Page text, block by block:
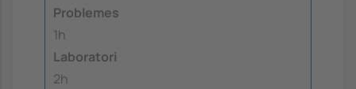
Problemes
1h
Laboratori
2h